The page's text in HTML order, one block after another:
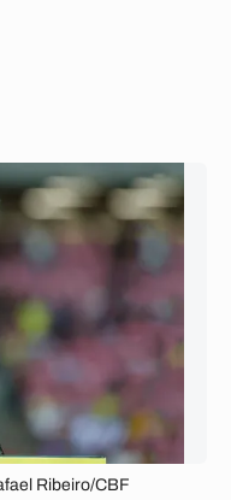
Ribeiro/CBF